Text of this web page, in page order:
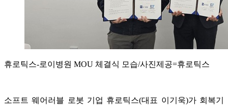
휴로틱스-로이병원 MOU 체결식 모습/사진제공=휴로틱스
소프트 웨어러블 로봇 기업 휴로틱스(대표 이기욱)가 회복기